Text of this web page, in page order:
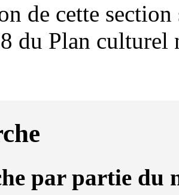
de cette
du Plan culturel
par partie du